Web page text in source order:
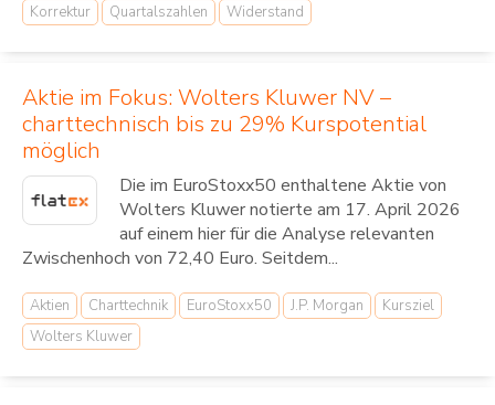
Korrektur
Quartalszahlen Widerstand
Aktie im Fokus: Wolters Kluwer NV –
charttechnisch bis zu 29% Kurspotential
möglich
Die im EuroStoxx50 enthaltene Aktie von
Wolters Kluwer notierte am 17. April 2026
auf einem hier für die Analyse relevanten
Zwischenhoch von 72,40 Euro. Seitdem...
Aktien Charttechnik EuroStoxx50 J.P. Morgan
Kursziel
Wolters Kluwer